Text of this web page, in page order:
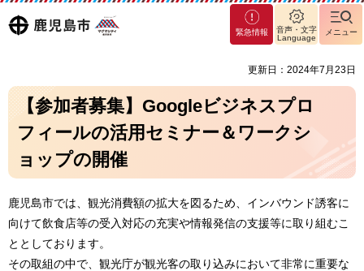
鹿児島
マグ
マシ
緊急情報
音声・文字
Language
メニュー
更新日：2024年7月23日
【参加者募集】Googleビジネスプロ
フィールの活用セミナー＆ワークシ
ョップの開催
鹿児島市では、観光消費額の拡大を図るため、インバウンド誘客に
向けて飲食店等の受入対応の充実や情報発信の支援等に取り組むこ
ととしております。
その取組の中で、観光庁が観光客の取り込みにおいて非常に重要な